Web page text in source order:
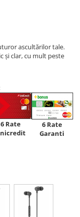
ascultărilor tale.
și clar, cu mult peste
6 Rate
6 Rate
Garanti